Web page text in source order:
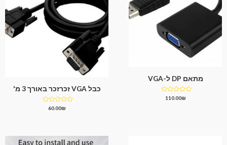
מתאם DP ל-VGA
דורג110.00₪
כבל VGA זכרזכר באורך 3 מ'
דורג 60.00₪